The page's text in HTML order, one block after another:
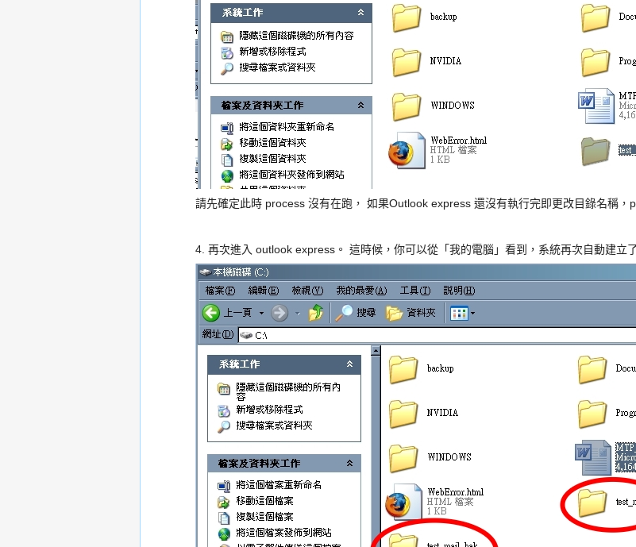
請先確定此時 process 沒有在跑， 如果Outlook express 還沒有執行完即更改目錄名稱，
4. 再次進入 outlook express。 這時候，你可以從「我的電腦」看到，系統再次自動建